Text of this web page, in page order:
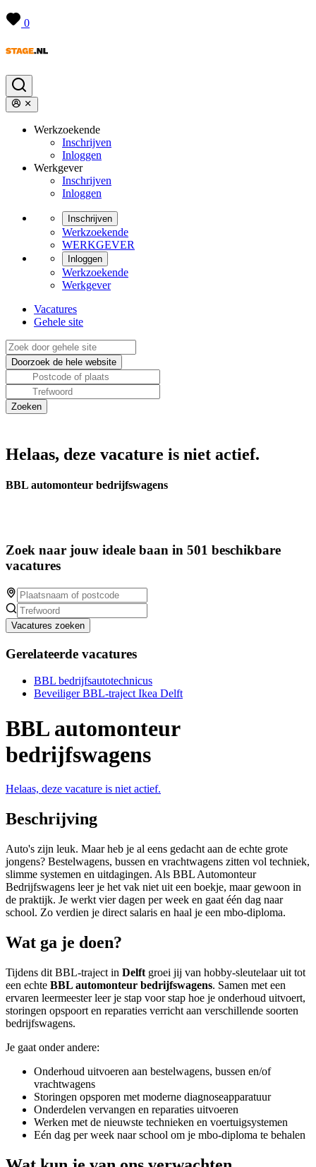
0
Werkzoekende
Inschrijven
Inloggen
Werkgever
Inschrijven
Inloggen
Inschrijven
Werkzoekende
WERKGEVER
Inloggen
Werkzoekende
Werkgever
Vacatures
Gehele site
Helaas, deze vacature is niet actief.
BBL automonteur bedrijfswagens
Zoek naar jouw ideale baan in 501 beschikbare
vacatures
Vacatures zoeken
Gerelateerde vacatures
BBL bedrijfsautotechnicus
Beveiliger BBL-traject Ikea Delft
BBL automonteur
bedrijfswagens
Helaas, deze vacature is niet actief.
Beschrijving
Auto's zijn leuk. Maar heb je al eens gedacht aan de echte grote
jongens? Bestelwagens, bussen en vrachtwagens zitten vol techniek,
slimme systemen en uitdagingen. Als BBL Automonteur
Bedrijfswagens leer je het vak niet uit een boekje, maar gewoon in
de praktijk. Je werkt vier dagen per week en gaat één dag naar
school. Zo verdien je direct salaris en haal je een mbo-diploma.
Wat ga je doen?
Tijdens dit BBL-traject in Delft groei jij van hobby-sleutelaar uit tot
een echte BBL automonteur bedrijfswagens. Samen met een
ervaren leermeester leer je stap voor stap hoe je onderhoud uitvoert,
storingen opspoort en reparaties verricht aan verschillende soorten
bedrijfswagens.
Je gaat onder andere:
Onderhoud uitvoeren aan bestelwagens, bussen en/of
vrachtwagens
Storingen opsporen met moderne diagnoseapparatuur
Onderdelen vervangen en reparaties uitvoeren
Werken met de nieuwste technieken en voertuigsystemen
Eén dag per week naar school om je mbo-diploma te behalen